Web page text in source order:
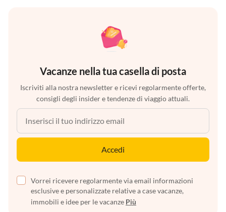
Vacanze nella tua casella di posta
Iscriviti alla nostra newsletter e ricevi regolarmente offerte,
consigli degli insider e tendenze di viaggio attuali.
Accedi
Vorrei ricevere regolarmente via email informazioni
esclusive e personalizzate relative a case vacanze,
immobili e idee per le vacanze Più